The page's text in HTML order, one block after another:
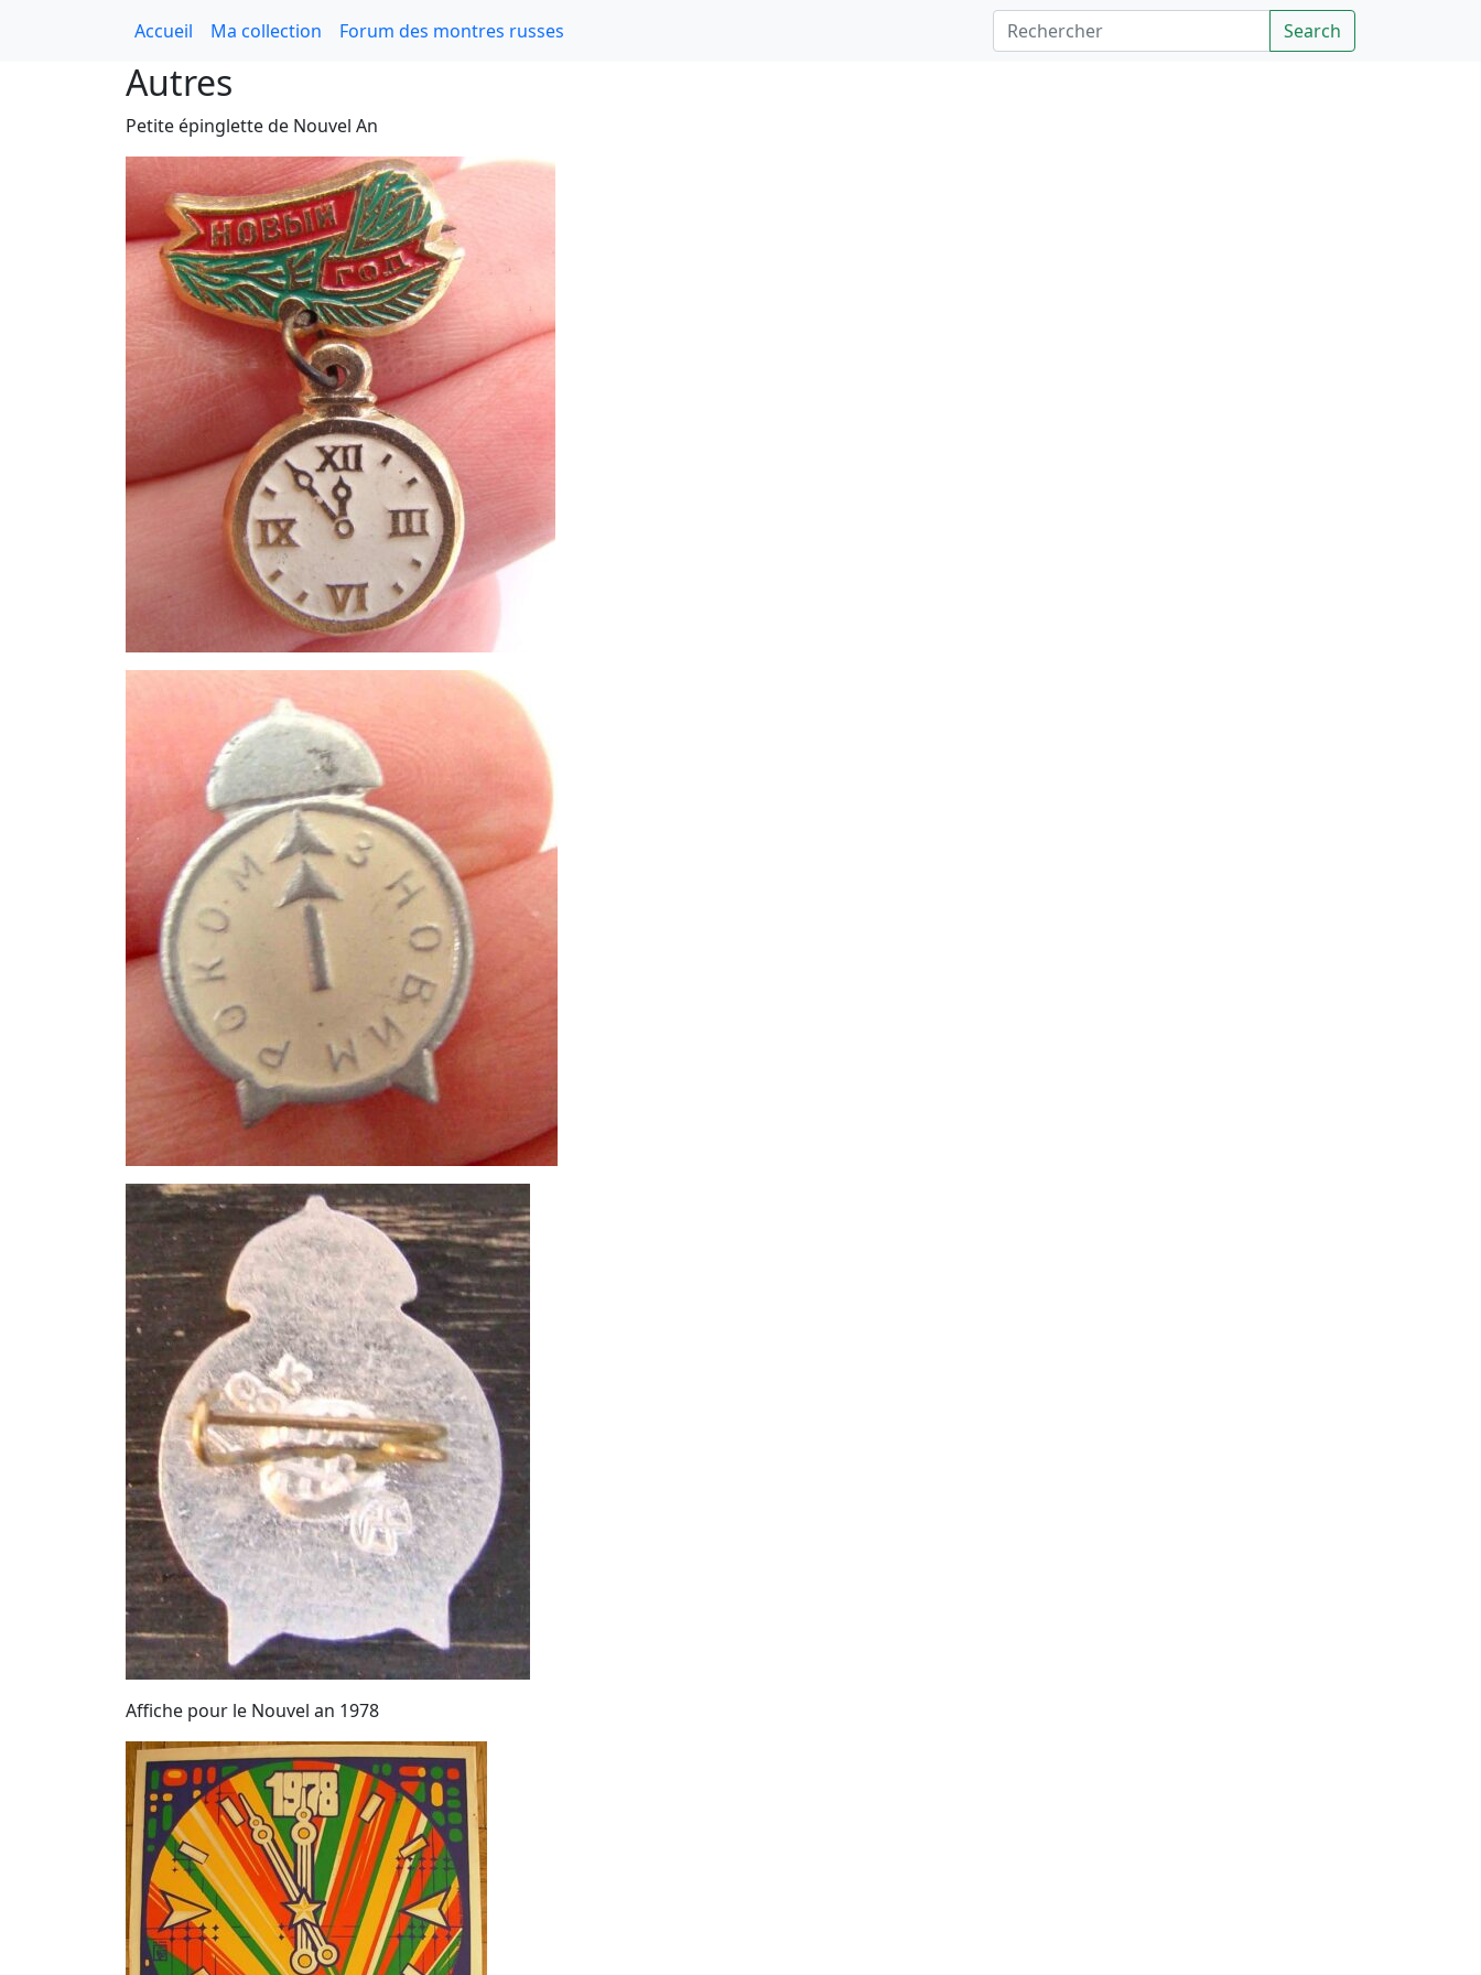
Accueil Ma collection Forum des montres russes Rechercher
Search
Autres
Petite épinglette de Nouvel An
Affiche pour le Nouvel an 1978